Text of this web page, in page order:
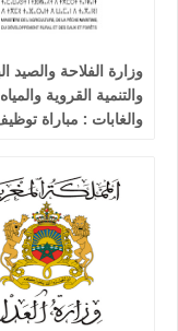
وزارة الفلاحة والصيد
والتنمية القروية والمياه